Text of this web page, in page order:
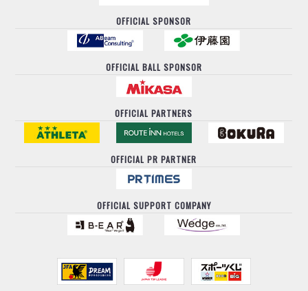
OFFICIAL SPONSOR
OFFICIAL BALL SPONSOR
OFFICIAL PARTNERS
OFFICIAL PR PARTNER
OFFICIAL SUPPORT COMPANY